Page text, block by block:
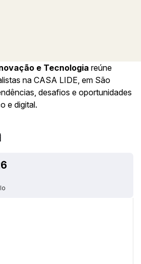
e Tecnologia reúne
na CASA LIDE, em São
desafios e oportunidades
e digital.